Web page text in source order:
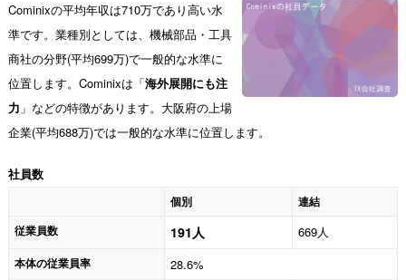
Cominixの平均年収は710万であり高い水
準です。業種別としては、機械部品・工具
商社の分野(平均699万)で一般的な水準に
位置します。Cominixは「海外展開にも注
力 」などの特徴があります。大阪府の上場
企業(平均688万)では一般的な水準に位置します。
社員数
個別
連結
従業員数
191人 669人
本体の従業員率 28.6%